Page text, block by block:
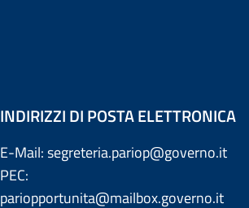
INDIRIZZI DI POSTA ELETTRONICA
E-Mail: segreteria.pariop@governo.it
PEC:
pariopportunita@mailbox.governo.it